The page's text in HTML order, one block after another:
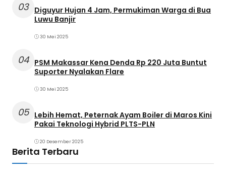
03 Diguyur Hujan 4 Jam, Permukiman Warga di Bua
Luwu Banjir
30 Mei 2025
04 PSM Makassar Kena Denda Rp 220 Juta Buntut
Suporter Nyalakan Flare
30 Mei 2025
05 Lebih Hemat, Peternak Ayam Boiler di Maros Kini
Pakai Teknologi Hybrid PLTS-PLN
20 Desember 2025
Berita Terbaru